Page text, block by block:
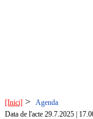
[Inici] > Agenda
Data de l'acte 29.7.2025 |